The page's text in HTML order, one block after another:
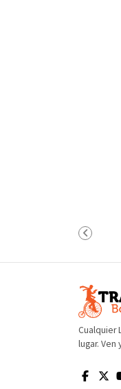
Cualquier
lugar. Ven